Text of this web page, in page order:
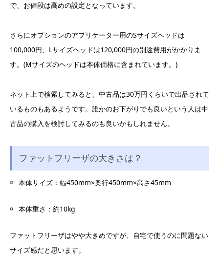
で、お値段は高めの設定となっています。
さらにオプションのアプリケーター用のSサイズヘッドは
100,000円、Lサイズヘッドは120,000円の別途費用がかかりま
す。(Mサイズのヘッドは本体価格に含まれています。)
ネット上で検索してみると、中古品は30万円くらいで出品されて
いるものもあるようです。誰かのお下がりでも良いという人は中
古品の購入を検討してみるのも良いかもしれません。
ファットフリーザの大きさは？
本体サイズ：幅450mm×奥行450mm×高さ45mm
本体重さ：約10kg
ファットフリーザはやや大きめですが、自宅で使うのに問題ない
サイズ感だと思います。